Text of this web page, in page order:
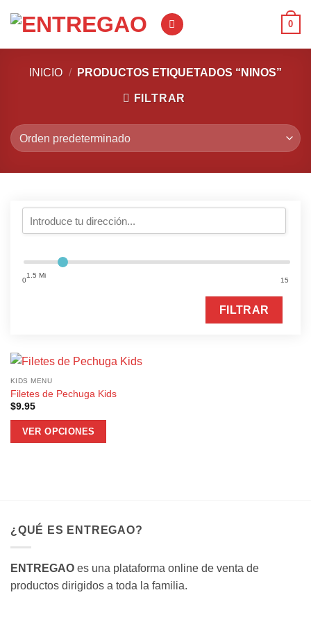
0
INICIO / PRODUCTOS ETIQUETADOS “NINOS”
FILTRAR
0
1.5 Mi
15
FILTRAR
KIDS MENU
Filetes de Pechuga Kids
$9.95
VER OPCIONES
¿QUÉ ES ENTREGAO?
ENTREGAO es una plataforma online de venta de
productos dirigidos a toda la familia.